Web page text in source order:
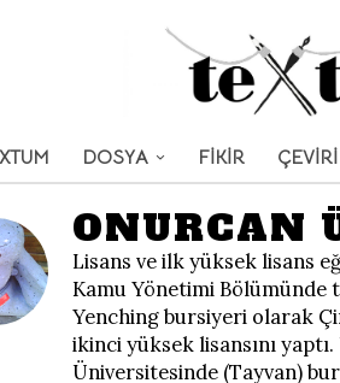
DOSYA FİKİR ÇEVİRİ
ONURCAN
Lisans ve ilk yüksek lisans
Kamu Yönetimi Bölümünde
Yenching bursiyeri olarak
ikinci yüksek lisansını
Üniversitesinde (Tayvan)